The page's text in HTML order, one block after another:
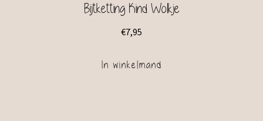
Bijtketting Kind Wolkje
€7,95
In winkelmand